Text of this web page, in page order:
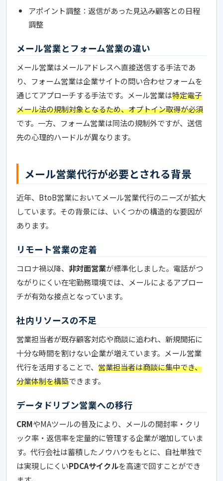
アポイント調整：返信があった見込み顧客との日程
調整
メール営業とフォーム営業の違い
メール営業はメールアドレスへ直接送信する手法であ
り、フォーム営業は企業サイトの問い合わせフォームを
通じてアプローチする手法です。メール営業は特定電子
メール法の規制対象となるため、オプトイン取得が必須
です。一方、フォーム営業は同法の規制外ですが、送信
先の心理的ハードルが異なります。
メール営業代行が必要とされる背景
近年、BtoB営業においてメール営業代行のニーズが拡大
しています。その背景には、いくつかの構造的な要因が
あります。
リモート営業の定着
コロナ禍以降、 非対面営業が標準化しました。電話がつ
ながりにくい在宅勤務環境では、メールによるアプロー
チが有効な接点となっています。
社内リソースの不足
営業担当者が既存顧客対応や商談に追われ、新規開拓に
十分な時間を割けない企業が増えています。メール営業
代行を活用することで、 営業担当者は商談に集中でき、
分業体制を構築できます。
データドリブン営業への移行
CRMやMAツールの普及により、メールの開封率・クリ
ック率・返信率を定量的に管理する企業が増加していま
す。代行会社は蓄積したノウハウをもとに、自社単独で
は実現しにくいPDCAサイクルを高速で回すことができ